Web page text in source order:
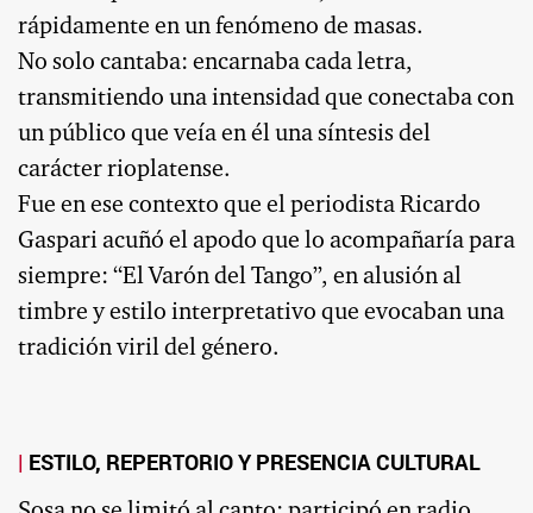
rápidamente en un fenómeno de masas.
No solo cantaba: encarnaba cada letra,
transmitiendo una intensidad que conectaba con
un público que veía en él una síntesis del
carácter rioplatense.
Fue en ese contexto que el periodista Ricardo
Gaspari acuñó el apodo que lo acompañaría para
siempre: “El Varón del Tango”, en alusión al
timbre y estilo interpretativo que evocaban una
tradición viril del género.
ESTILO, REPERTORIO Y PRESENCIA CULTURAL